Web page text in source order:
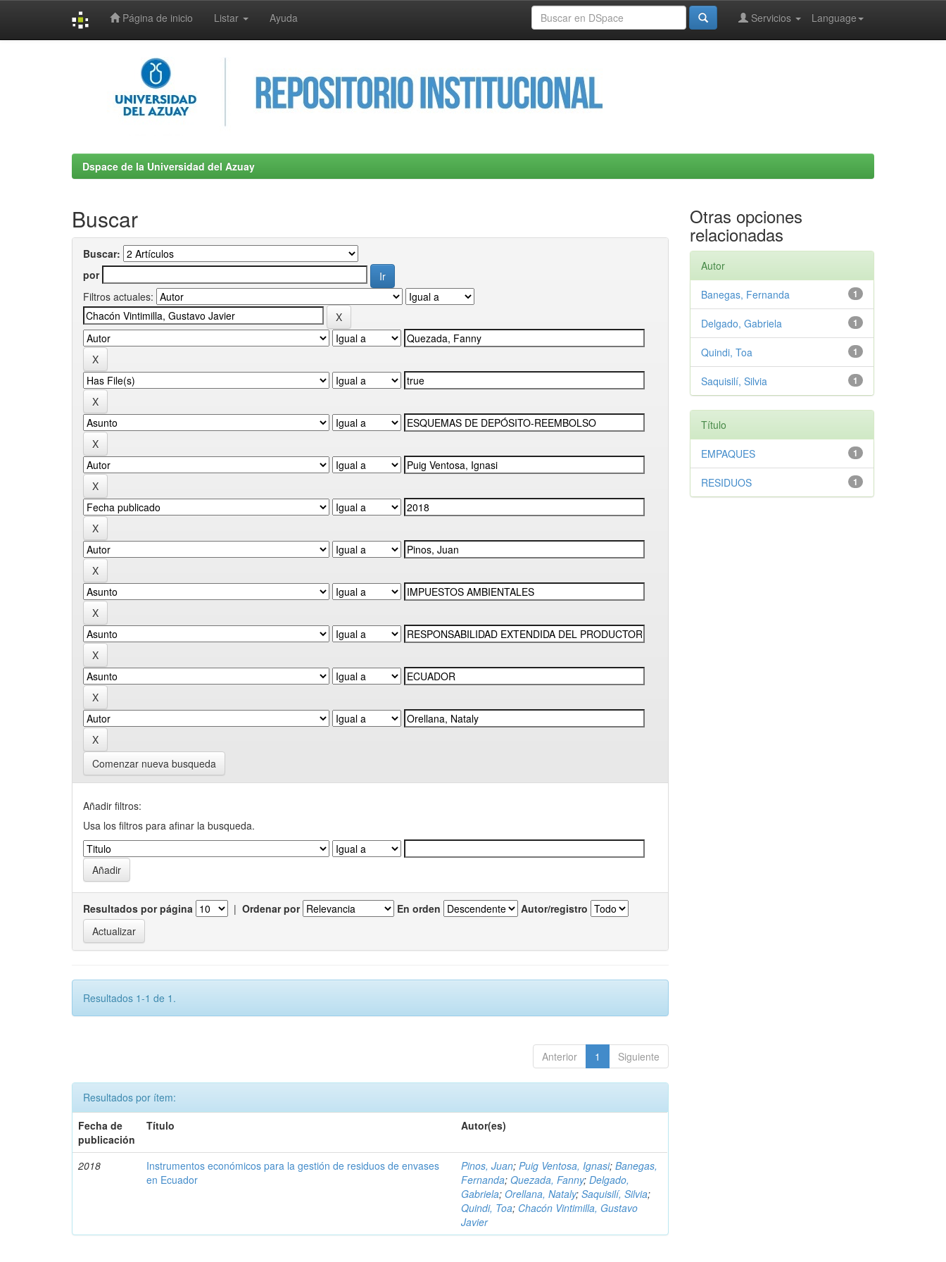
Página de inicio Listar Ayuda Language
Servicios
Dspace de la Universidad del Azuay
Buscar
Buscar:
por
Filtros actuales:
Comenzar nueva busqueda
Añadir filtros:
Usa los filtros para afinar la busqueda.
Resultados por página | Ordenar por En orden Autor/registro
Resultados 1-1 de 1.
Anterior 1 Siguiente
Resultados por ítem:
Fecha de
publicación
Título Autor(es)
2018
Instrumentos económicos para la gestión de residuos de envases
en Ecuador
Pinos, Juan;Puig Ventosa, Ignasi;Banegas,
Fernanda;Quezada, Fanny;Delgado,
Gabriela;Orellana, Nataly;Saquisilí, Silvia;
Quindi, Toa; Chacón Vintimilla, Gustavo
Javier
Otras opciones
relacionadas
Autor
1
Banegas, Fernanda
1
Delgado, Gabriela
1
Quindi, Toa
1
Saquisilí, Silvia
Título
1
EMPAQUES
1
RESIDUOS